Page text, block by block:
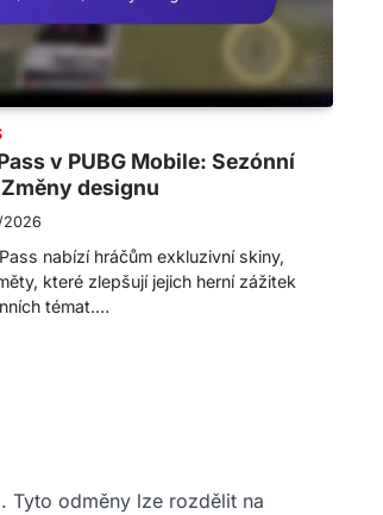
v PUBG Mobile: Sezónní
designu
nabízí hráčům exkluzivní skiny,
které zlepšují jejich herní zážitek
témat.…
Tyto odměny lze rozdělit na